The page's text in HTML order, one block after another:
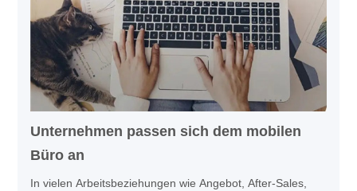
Unternehmen passen sich dem mobilen
Büro an
In vielen Arbeitsbeziehungen wie Angebot, After-Sales,